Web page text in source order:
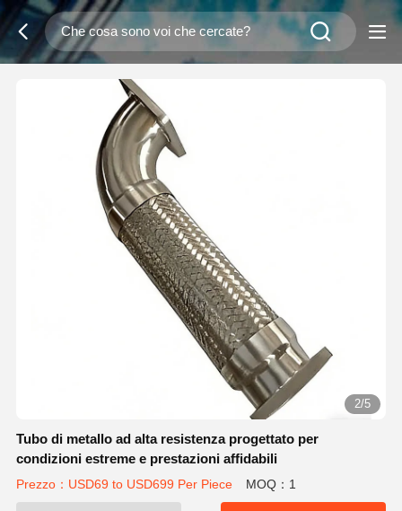
2/5
Tubo di metallo ad alta resistenza progettato per
condizioni estreme e prestazioni affidabili
Prezzo：USD69 to USD699 Per Piece MOQ：1